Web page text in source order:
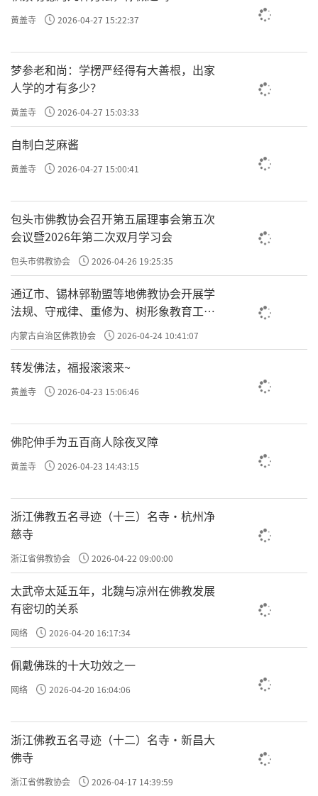
黄盖寺 2026-04-27 15:22:37
梦参老和尚：学楞严经得有大善根，出家
人学的才有多少？
黄盖寺 2026-04-27 15:03:33
自制白芝麻酱
黄盖寺 2026-04-27 15:00:41
包头市佛教协会召开第五届理事会第五次
会议暨2026年第二次双月学习会
包头市佛教协会 2026-04-26 19:25:35
通辽市、锡林郭勒盟等地佛教协会开展学
法规、守戒律、重修为、树形象教育工作
专题学习会
内蒙古自治区佛教协会 2026-04-24 10:41:07
转发佛法，福报滚滚来~
黄盖寺 2026-04-23 15:06:46
佛陀伸手为五百商人除夜叉障
黄盖寺 2026-04-23 14:43:15
浙江佛教五名寻迹（十三）名寺·杭州净
慈寺
浙江省佛教协会 2026-04-22 09:00:00
太武帝太延五年，北魏与凉州在佛教发展
有密切的关系
网络 2026-04-20 16:17:34
佩戴佛珠的十大功效之一
网络 2026-04-20 16:04:06
浙江佛教五名寻迹（十二）名寺·新昌大
佛寺
浙江省佛教协会 2026-04-17 14:39:59